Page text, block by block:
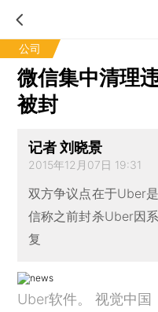
公司
微信集中清理
被封
记者 刘晓景
2015年12月07日 19:31
双方争议点在于Uber
信称之前封杀Uber因
复
Uber软件。 视觉中国